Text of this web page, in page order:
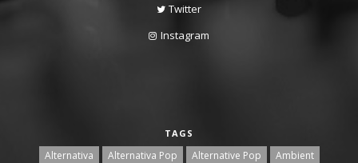
Twitter
Instagram
TAGS
Alternativa Alternativa Pop Alternative Pop
Ambient